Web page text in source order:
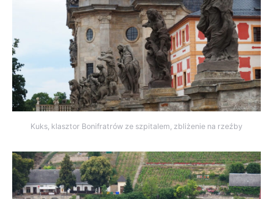
Kuks, klasztor Bonifratrów ze szpitalem, zbliżenie na rzeźby